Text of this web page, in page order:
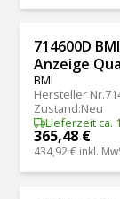
714600D
Anzeige
BMI
Hersteller Nr.
Zustand:Neu
Lieferzeit ca.
365,48 €
434,92 € inkl.